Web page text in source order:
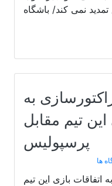
نمی کند/ باشگاه
به
این تیم مقابل
پرسپولیس
ها
اتفاقات بازی این تیم